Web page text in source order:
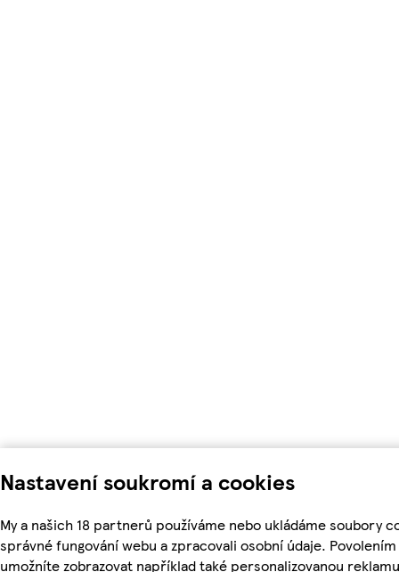
Nastavení soukromí a cookies
My a našich 18 partnerů používáme nebo ukládáme soubory
správné fungování webu a zpracovali osobní údaje.
umožníte zobrazovat například také personalizovanou